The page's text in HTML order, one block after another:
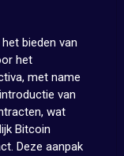
bieden van
het
met name
van
wat
Bitcoin
Deze aanpak